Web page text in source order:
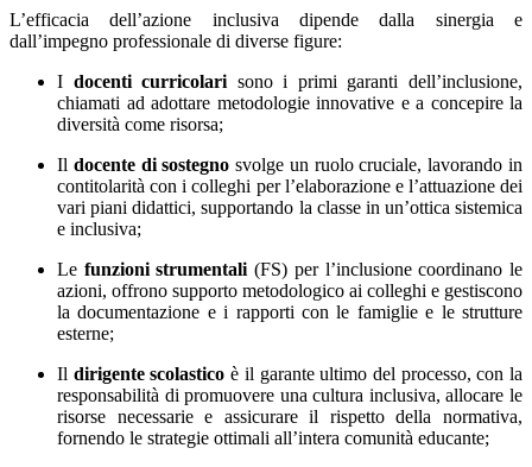
L’efficacia dell’azione inclusiva dipende dalla sinergia e
dall’impegno professionale di diverse figure:
I docenti curricolari sono i primi garanti dell’inclusione,
chiamati ad adottare metodologie innovative e a concepire la
diversità come risorsa;
Il docente di sostegno svolge un ruolo cruciale, lavorando in
contitolarità con i colleghi per l’elaborazione e l’attuazione dei
vari piani didattici, supportando la classe in un’ottica sistemica
e inclusiva;
Le funzioni strumentali (FS) per l’inclusione coordinano le
azioni, offrono supporto metodologico ai colleghi e gestiscono
la documentazione e i rapporti con le famiglie e le strutture
esterne;
Il dirigente scolastico è il garante ultimo del processo, con la
responsabilità di promuovere una cultura inclusiva, allocare le
risorse necessarie e assicurare il rispetto della normativa,
fornendo le strategie ottimali all’intera comunità educante;